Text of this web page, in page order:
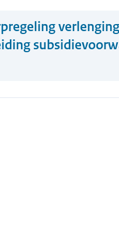
verlenging